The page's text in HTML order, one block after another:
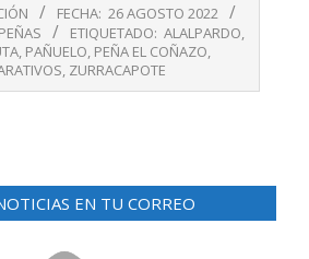
FECHA: 26 AGOSTO 2022
PEÑAS ETIQUETADO: ALALPARDO,
, PAÑUELO, PEÑA EL COÑAZO,
, ZURRACAPOTE
EN TU CORREO